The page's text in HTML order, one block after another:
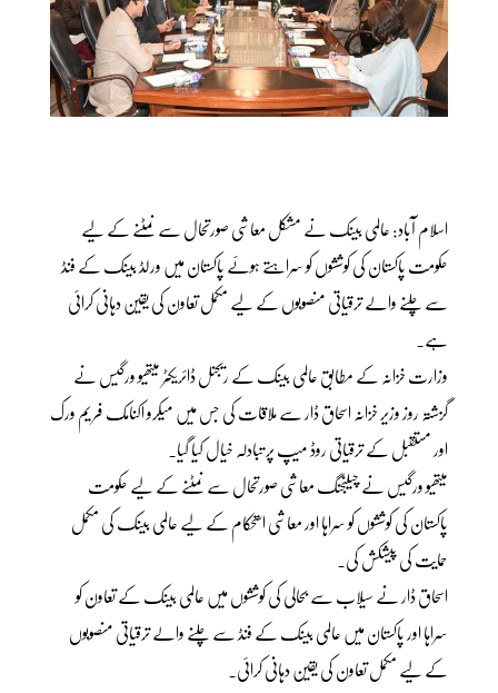
اسلام آباد: عالمی بینک نے مشکل معاشی صورتحال سے نمٹنے کے لیے
حکومت پاکستان کی کوششوں کو سراہتے ہوئے پاکستان میں ورلڈ بینک کے فنڈ
سے چلنے والے ترقیاتی منصوبوں کے لیے مکمل تعاون کی یقین دہانی کرائی
ہے۔
وزارت خزانہ کے مطابق عالمی بینک کے ریجنل ڈائریکٹر میتھیو ورگیس نے
گزشتہ روز وزیر خزانہ اسحاق ڈار سے ملاقات کی جس میں میکرو اکنامک فریم ورک
اور مستقبل کے ترقیاتی روڈ میپ پر تبادلہ خیال کیا گیا۔
میتھیو ورگیس نے چیلنجنگ معاشی صورتحال سے نمٹنے کے لیے حکومت
پاکستان کی کوششوں کو سراہا اور معاشی استحکام کے لیے عالمی بینک کی مکمل
حمایت کی پیشکش کی۔
اسحاق ڈار نے سیلاب سے بحالی کی کوششوں میں عالمی بینک کے تعاون کو
سراہا اور پاکستان میں عالمی بینک کے فنڈ سے چلنے والے ترقیاتی منصوبوں
کے لیے مکمل تعاون کی یقین دہانی کرائی۔